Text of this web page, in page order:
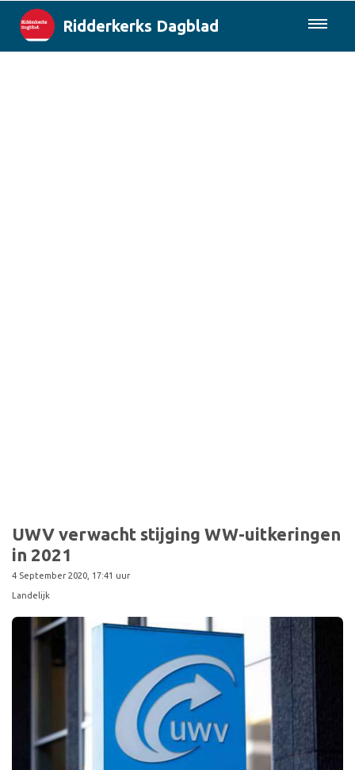
Ridderkerks Dagblad
UWV verwacht stijging WW-uitkeringen
in 2021
4 September 2020, 17:41 uur
Landelijk